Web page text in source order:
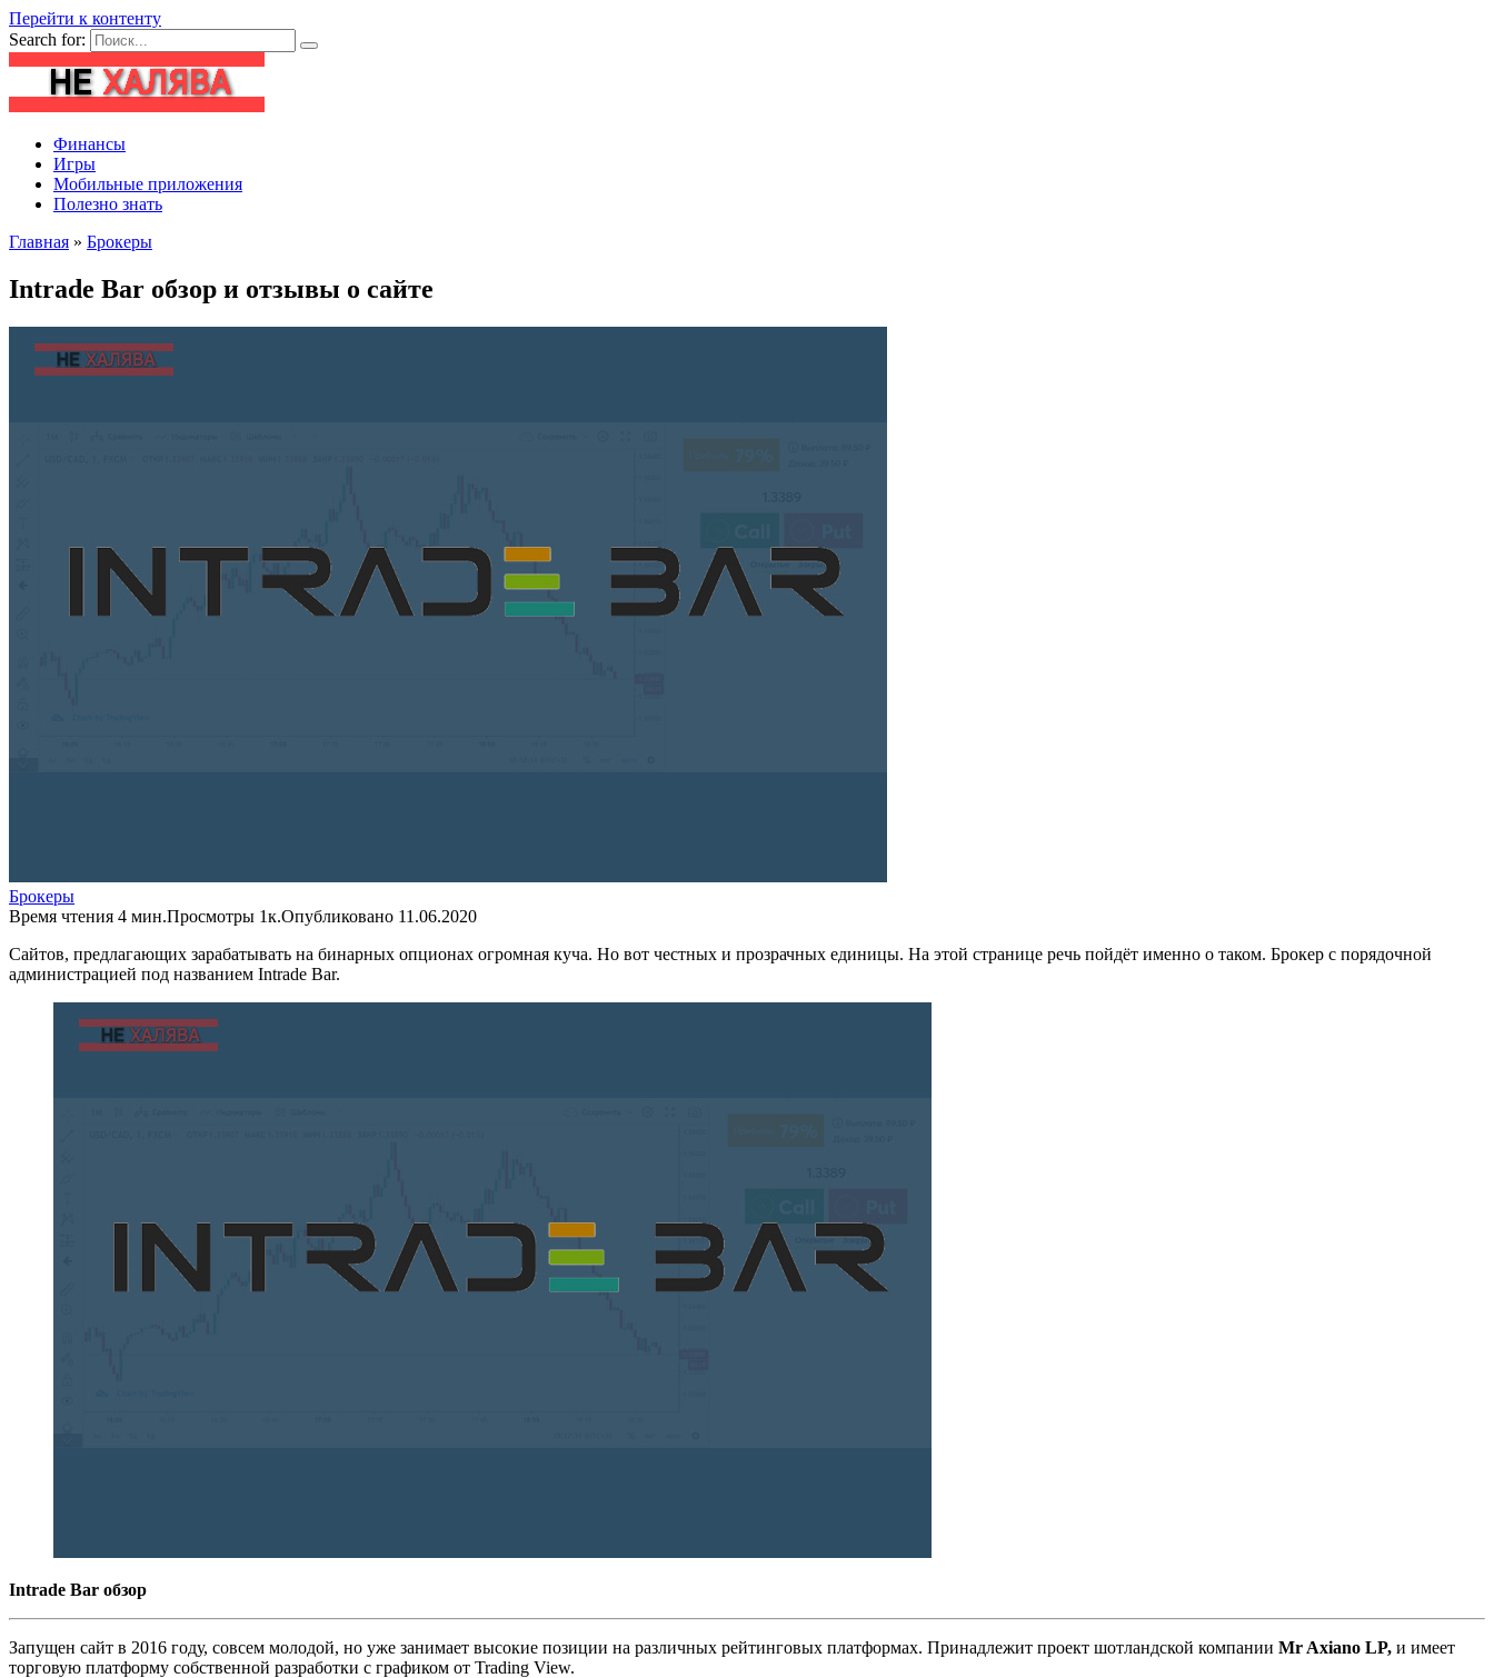
Перейти к контенту
Search for:
Финансы
Игры
Мобильные приложения
Полезно знать
Главная » Брокеры
Intrade Bar обзор и отзывы о сайте
Брокеры
Время чтения 4 мин.Просмотры 1к.Опубликовано 11.06.2020
Сайтов, предлагающих зарабатывать на бинарных опционах огромная куча. Но вот честных и прозрачных единицы. На этой странице речь пойдёт именно о таком. Брокер с порядочной
администрацией под названием Intrade Bar.
Intrade Bar обзор
Запущен сайт в 2016 году, совсем молодой, но уже занимает высокие позиции на различных рейтинговых платформах. Принадлежит проект шотландской компании Mr Axiano LP, и имеет
торговую платформу собственной разработки с графиком от Trading View.